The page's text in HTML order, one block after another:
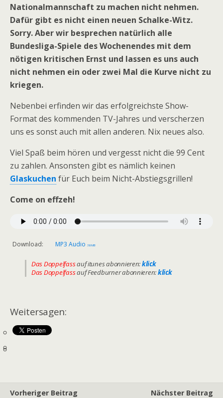
Nationalmannschaft zu machen nicht nehmen.
Dafür gibt es nicht einen neuen Schalke-Witz.
Sorry. Aber wir besprechen natürlich alle
Bundesliga-Spiele des Wochenendes mit dem
nötigen kritischen Ernst und lassen es uns auch
nicht nehmen ein oder zwei Mal die Kurve nicht zu
kriegen.
Nebenbei erfinden wir das erfolgreichste Show-
Format des kommenden TV-Jahres und verscherzen
uns es sonst auch mit allen anderen. Nix neues also.
Viel Spaß beim hören und vergesst nicht die 99 Cent
zu zahlen. Ansonsten gibt es nämlich keinen
Glaskuchen für Euch beim Nicht-Abstiegsgrillen!
Come on effzeh!
Download: MP3 Audio 38 MB
Das Doppelfassauf itunes abonnieren:klick
Das Doppelfassauf Feedburner abonnieren:klick
Weitersagen:
Vorheriger Beitrag
Nächster Beitrag